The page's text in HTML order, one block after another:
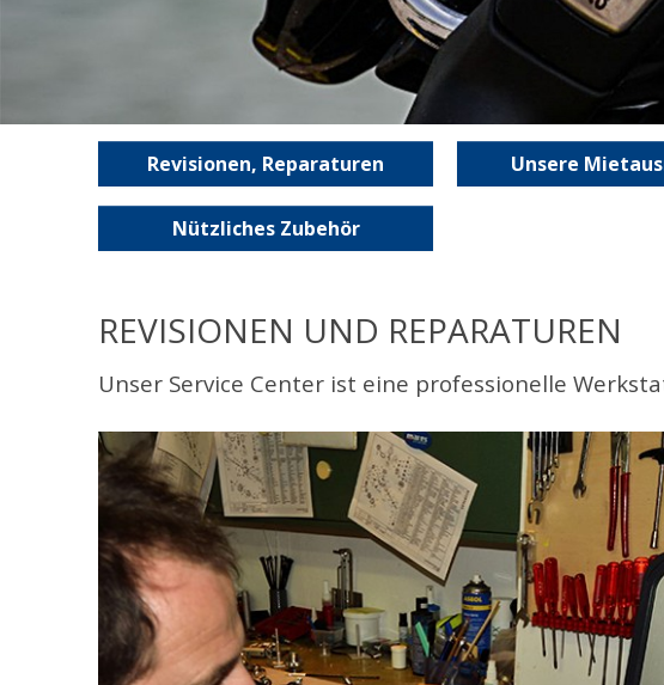
Revisionen, Reparaturen Unsere
Nützliches Zubehör
REVISIONEN UND REPARATUREN
Unser Service Center ist eine professionelle